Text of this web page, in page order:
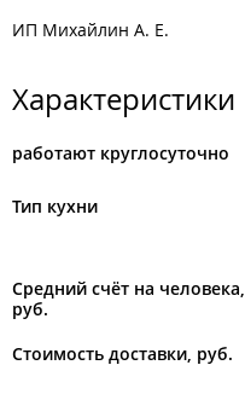
ИП Михайлин А. Е.
Характеристики
работают круглосуточно
Тип кухни
Средний счёт на человека,
руб.
Стоимость доставки, руб.